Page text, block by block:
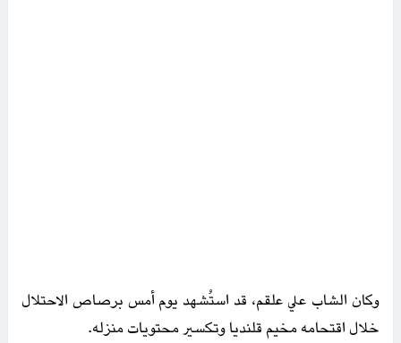
وكان الشاب علي علقم، قد استُشهد يوم أمس برصاص الاحتلال
خلال اقتحامه مخيم قلنديا وتكسير محتويات منزله.